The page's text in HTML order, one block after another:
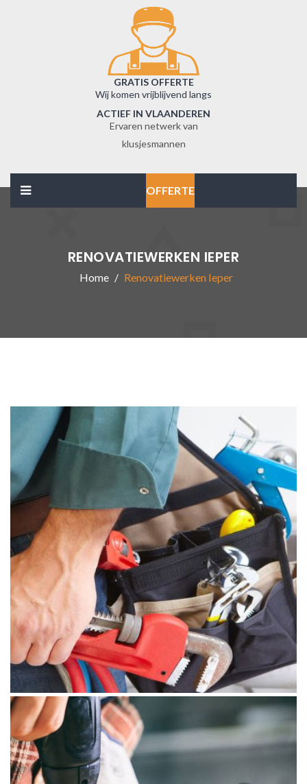
GRATIS OFFERTE
Wij komen vrijblijvend langs
ACTIEF IN VLAANDEREN
Ervaren netwerk van
klusjesmannen
OFFERTE
RENOVATIEWERKEN IEPER
Home Renovatiewerken Ieper